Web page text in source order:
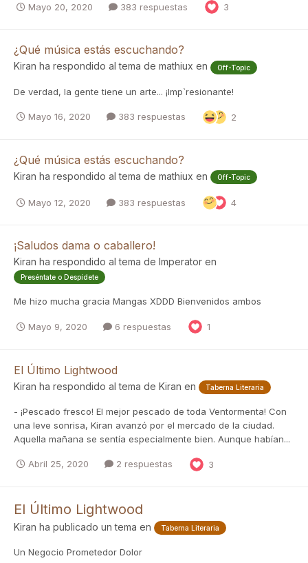
Mayo 20, 2020 383 respuestas 3
¿Qué música estás escuchando?
Kiran ha respondido al tema de mathiux en Off-Topic
De verdad, la gente tiene un arte... ¡Imp`resionante!
Mayo 16, 2020 383 respuestas 2
¿Qué música estás escuchando?
Kiran ha respondido al tema de mathiux en Off-Topic
Mayo 12, 2020 383 respuestas 4
¡Saludos dama o caballero!
Kiran ha respondido al tema de Imperator en
Preséntate o Despídete
Me hizo mucha gracia Mangas XDDD Bienvenidos ambos
Mayo 9, 2020 6 respuestas 1
El Último Lightwood
Kiran ha respondido al tema de Kiran en Taberna Literaria
- ¡Pescado fresco! El mejor pescado de toda Ventormenta! Con
una leve sonrisa, Kiran avanzó por el mercado de la ciudad.
Aquella mañana se sentía especialmente bien. Aunque habían...
Abril 25, 2020 2 respuestas 3
El Último Lightwood
Kiran ha publicado un tema en Taberna Literaria
Un Negocio Prometedor Dolor